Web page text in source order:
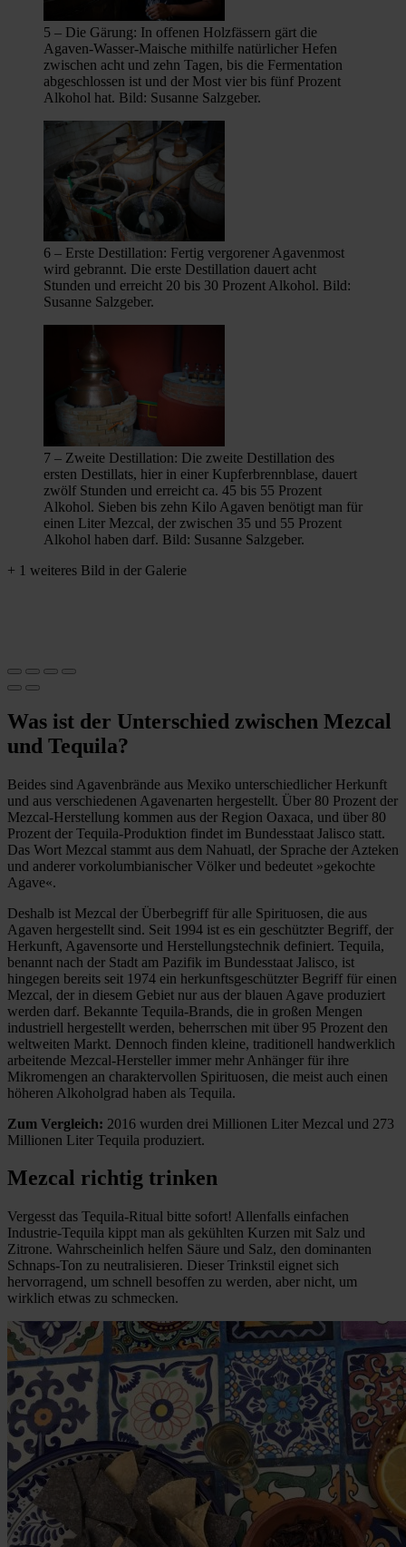
5 – Die Gärung: In offenen Holzfässern gärt die
Agaven-Wasser-Maische mithilfe natürlicher Hefen
zwischen acht und zehn Tagen, bis die Fermentation
abgeschlossen ist und der Most vier bis fünf Prozent
Alkohol hat. Bild: Susanne Salzgeber.
6 – Erste Destillation: Fertig vergorener Agavenmost
wird gebrannt. Die erste Destillation dauert acht
Stunden und erreicht 20 bis 30 Prozent Alkohol. Bild:
Susanne Salzgeber.
7 – Zweite Destillation: Die zweite Destillation des
ersten Destillats, hier in einer Kupferbrennblase, dauert
zwölf Stunden und erreicht ca. 45 bis 55 Prozent
Alkohol. Sieben bis zehn Kilo Agaven benötigt man für
einen Liter Mezcal, der zwischen 35 und 55 Prozent
Alkohol haben darf. Bild: Susanne Salzgeber.
+ 1 weiteres Bild in der Galerie
Was ist der Unterschied zwischen Mezcal
und Tequila?
Beides sind Agavenbrände aus Mexiko unterschiedlicher Herkunft
und aus verschiedenen Agavenarten hergestellt. Über 80 Prozent der
Mezcal-Herstellung kommen aus der Region Oaxaca, und über 80
Prozent der Tequila-Produktion findet im Bundesstaat Jalisco statt.
Das Wort Mezcal stammt aus dem Nahuatl, der Sprache der Azteken
und anderer vorkolumbianischer Völker und bedeutet »gekochte
Agave«.
Deshalb ist Mezcal der Überbegriff für alle Spirituosen, die aus
Agaven hergestellt sind. Seit 1994 ist es ein geschützter Begriff, der
Herkunft, Agavensorte und Herstellungstechnik definiert. Tequila,
benannt nach der Stadt am Pazifik im Bundesstaat Jalisco, ist
hingegen bereits seit 1974 ein herkunftsgeschützter Begriff für einen
Mezcal, der in diesem Gebiet nur aus der blauen Agave produziert
werden darf. Bekannte Tequila-Brands, die in großen Mengen
industriell hergestellt werden, beherrschen mit über 95 Prozent den
weltweiten Markt. Dennoch finden kleine, traditionell handwerklich
arbeitende Mezcal-Hersteller immer mehr Anhänger für ihre
Mikromengen an charaktervollen Spirituosen, die meist auch einen
höheren Alkoholgrad haben als Tequila.
Zum Vergleich: 2016 wurden drei Millionen Liter Mezcal und 273
Millionen Liter Tequila produziert.
Mezcal richtig trinken
Vergesst das Tequila-Ritual bitte sofort! Allenfalls einfachen
Industrie-Tequila kippt man als gekühlten Kurzen mit Salz und
Zitrone. Wahrscheinlich helfen Säure und Salz, den dominanten
Schnaps-Ton zu neutralisieren. Dieser Trinkstil eignet sich
hervorragend, um schnell besoffen zu werden, aber nicht, um
wirklich etwas zu schmecken.